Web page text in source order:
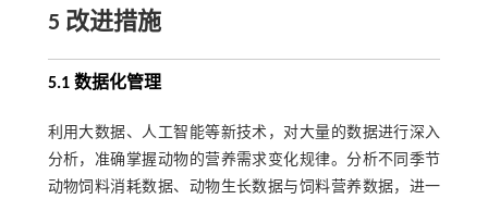
5 改进措施
5.1 数据化管理
利用大数据、人工智能等新技术，对大量的数据进行深入
分析，准确掌握动物的营养需求变化规律。分析不同季节
动物饲料消耗数据、动物生长数据与饲料营养数据，进一